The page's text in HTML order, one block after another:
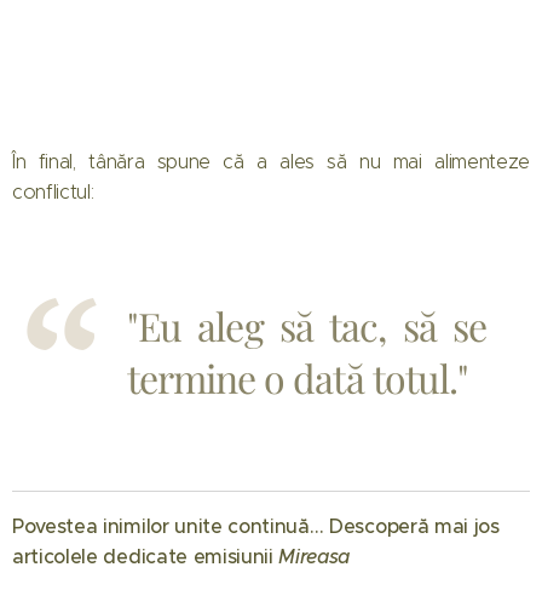
În final, tânăra spune că a ales să nu mai alimenteze
conflictul:
"Eu aleg să tac, să se
termine o dată totul."
Povestea inimilor unite continuă… Descoperă mai jos
articolele dedicate emisiuniiMireasa
01.08.2026
Când
Regatul
inimii.
Preda se